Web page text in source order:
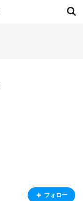
フォロー